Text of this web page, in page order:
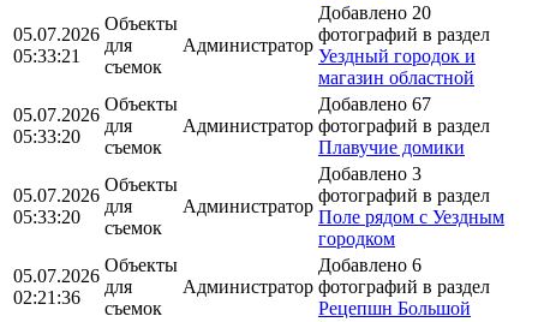
05.07.2026
05:33:21
Объекты
для
съемок
Администратор
Добавлено 20
фотографий в раздел
Уездный городок и
магазин областной
05.07.2026
05:33:20
Объекты
для
съемок
Администратор
Добавлено 67
фотографий в раздел
Плавучие домики
05.07.2026
05:33:20
Объекты
для
съемок
Администратор
Добавлено 3
фотографий в раздел
Поле рядом с Уездным
городком
05.07.2026
02:21:36
Объекты
для
съемок
Администратор
Добавлено 6
фотографий в раздел
Рецепшн Большой